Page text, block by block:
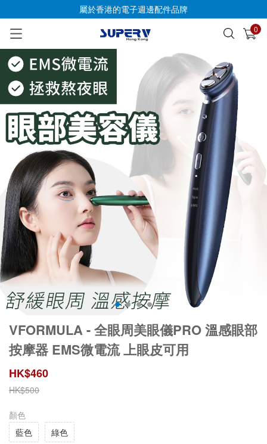
屬於香港的電子週邊配件品牌
0
已加入購物車 查看
VFORMULA - 全眼周美眼儀PRO 溫感眼部
按摩器 EMS微電流 上眼皮可用
HK$460
HK$500
顏色
藍色
綠色